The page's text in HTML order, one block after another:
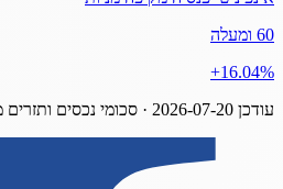
60 ומעלה
‎+16.04%
עודכן 2026-07-20 · סכומי נכסים ותזרים